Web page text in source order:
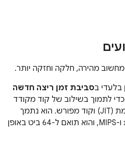
סביבת זמן ריצה חדשה
לתמוך בשילוב של קוד מקודד
מראש (AOT), קוד בזמן אמת (JIT) וקוד מפורש. הוא נתמך
בארכיטקטורות ARM, ‏ x86 ו-MIPS, והוא תואם ל-64 ביט באופן